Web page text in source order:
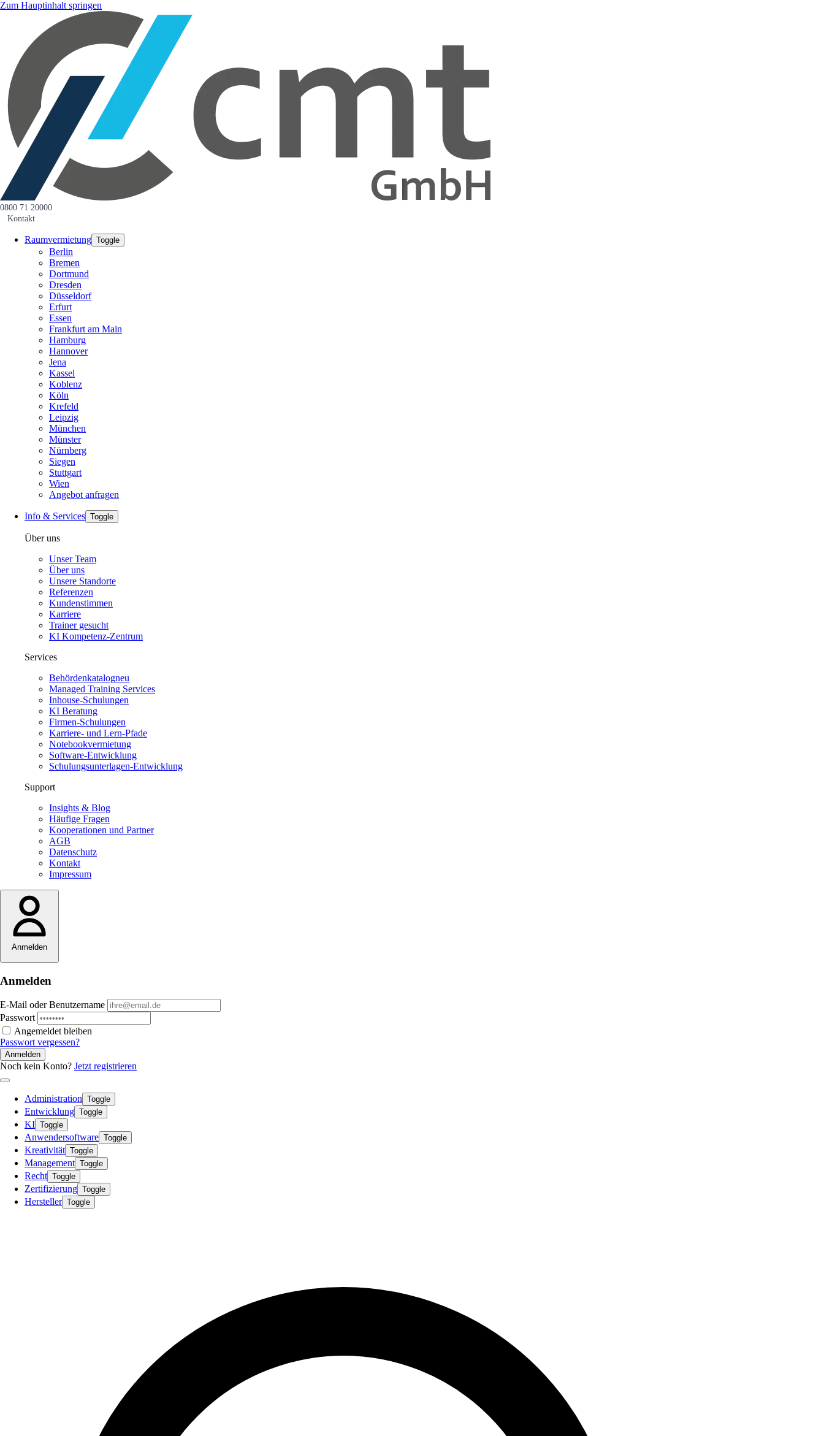
Zum Hauptinhalt springen
0800 71 20000
Kontakt
Raumvermietung Toggle
Berlin
Bremen
Dortmund
Dresden
Düsseldorf
Erfurt
Essen
Frankfurt am Main
Hamburg
Hannover
Jena
Kassel
Koblenz
Köln
Krefeld
Leipzig
München
Münster
Nürnberg
Siegen
Stuttgart
Wien
Angebot anfragen
Info & Services Toggle
Über uns
Unser Team
Über uns
Unsere Standorte
Referenzen
Kundenstimmen
Karriere
Trainer gesucht
KI Kompetenz-Zentrum
Services
Behördenkatalogneu
Managed Training Services
Inhouse-Schulungen
KI Beratung
Firmen-Schulungen
Karriere- und Lern-Pfade
Notebookvermietung
Software-Entwicklung
Schulungsunterlagen-Entwicklung
Support
Insights & Blog
Häufige Fragen
Kooperationen und Partner
AGB
Datenschutz
Kontakt
Impressum
Anmelden
Anmelden
E-Mail oder Benutzername
Passwort
Angemeldet bleiben
Passwort vergessen?
Anmelden
Noch kein Konto? Jetzt registrieren
Administration Toggle
Entwicklung Toggle
KI Toggle
Anwendersoftware Toggle
Kreativität Toggle
Management Toggle
Recht Toggle
Zertifizierung Toggle
Hersteller Toggle